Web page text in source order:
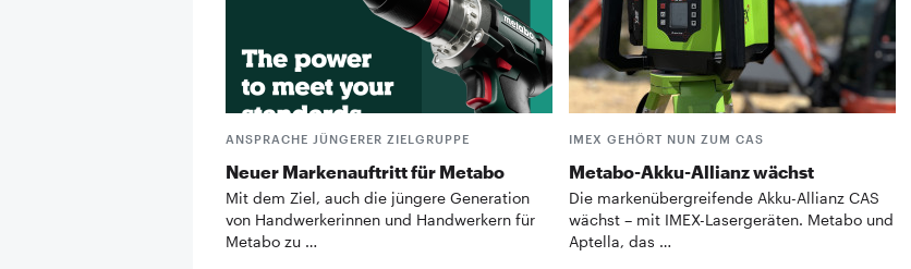
ANSPRACHE JÜNGERER ZIELGRUPPE
Neuer Markenauftritt für Metabo
Mit dem Ziel, auch die jüngere Generation
von Handwerkerinnen und Handwerkern für
Metabo zu …
IMEX GEHÖRT NUN ZUM CAS
Metabo-Akku-Allianz wächst
Die markenübergreifende Akku-Allianz CAS
wächst – mit IMEX-Lasergeräten. Metabo und
Aptella, das …